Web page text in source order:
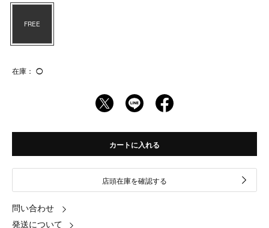
FREE
在庫： ◯
カートに入れる
店頭在庫を確認する
問い合わせ
発送について